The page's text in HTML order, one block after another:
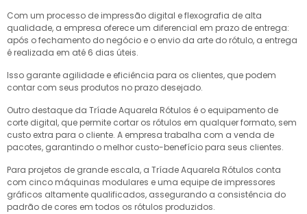
Com um processo de impressão digital e flexografia de alta
qualidade, a empresa oferece um diferencial em prazo de entrega:
após o fechamento do negócio e o envio da arte do rótulo, a entrega
é realizada em até 6 dias úteis.
Isso garante agilidade e eficiência para os clientes, que podem
contar com seus produtos no prazo desejado.
Outro destaque da Tríade Aquarela Rótulos é o equipamento de
corte digital, que permite cortar os rótulos em qualquer formato, sem
custo extra para o cliente. A empresa trabalha com a venda de
pacotes, garantindo o melhor custo-benefício para seus clientes.
Para projetos de grande escala, a Tríade Aquarela Rótulos conta
com cinco máquinas modulares e uma equipe de impressores
gráficos altamente qualificados, assegurando a consistência do
padrão de cores em todos os rótulos produzidos.